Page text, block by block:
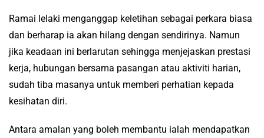
Ramai lelaki menganggap keletihan sebagai perkara biasa
dan berharap ia akan hilang dengan sendirinya. Namun
jika keadaan ini berlarutan sehingga menjejaskan prestasi
kerja, hubungan bersama pasangan atau aktiviti harian,
sudah tiba masanya untuk memberi perhatian kepada
kesihatan diri.
Antara amalan yang boleh membantu ialah mendapatkan